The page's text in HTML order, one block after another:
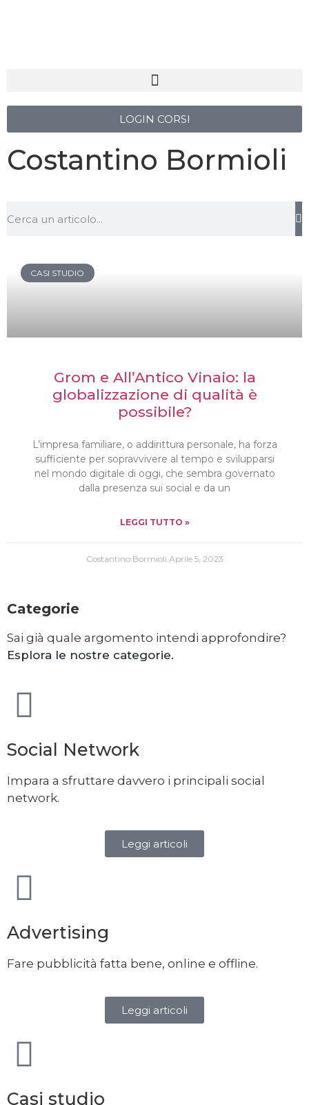
LOGIN CORSI
Costantino Bormioli
CASI STUDIO
Grom e All’Antico Vinaio: la
globalizzazione di qualità è
possibile?
L’impresa familiare, o addirittura personale, ha forza
sufficiente per sopravvivere al tempo e svilupparsi
nel mondo digitale di oggi, che sembra governato
dalla presenza sui social e da un
LEGGI TUTTO »
Costantino Bormioli Aprile 5, 2023
Categorie
Sai già quale argomento intendi approfondire?
Esplora le nostre categorie.
Social Network
Impara a sfruttare davvero i principali social
network.
Leggi articoli
Advertising
Fare pubblicità fatta bene, online e offline.
Leggi articoli
Casi studio